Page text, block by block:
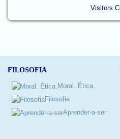
Visitors
FILOSOFIA
Moral. Ética.
Filosofia
Aprender-a-ser